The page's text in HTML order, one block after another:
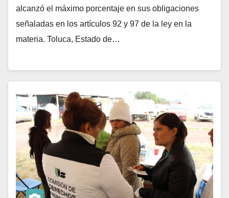
alcanzó el máximo porcentaje en sus obligaciones
señaladas en los artículos 92 y 97 de la ley en la
materia. Toluca, Estado de…